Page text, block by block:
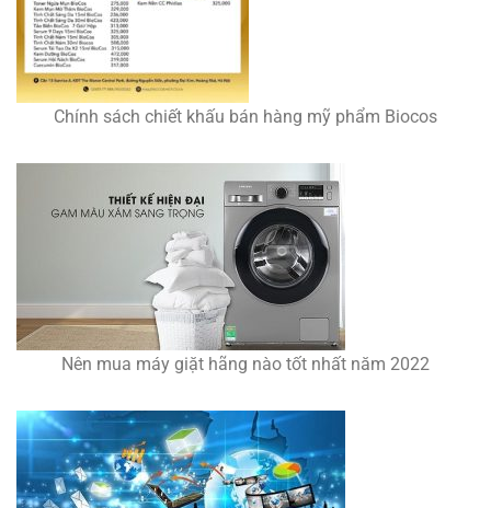
Chính sách chiết khấu bán hàng mỹ phẩm Biocos
Nên mua máy giặt hãng nào tốt nhất năm 2022